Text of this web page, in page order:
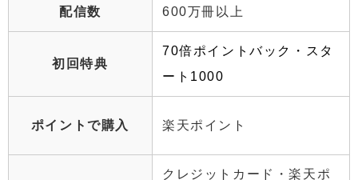
配信数 600万冊以上
初回特典
70倍ポイントバック・スタ
ート1000
ポイントで購入 楽天ポイント
クレジットカード・楽天ポ